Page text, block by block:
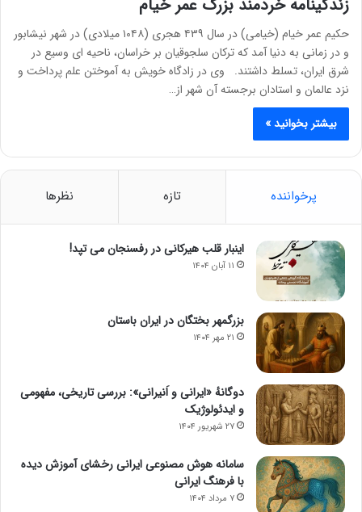
زندگینامه خردمند بزرگ عمر خیام
حکیم عمر خیام (خیامی) در سال ۴۳۹ هجری (۱۰۴۸ میلادی) در شهر نیشابور
و در زمانی به دنیا آمد که ترکان سلجوقیان بر خراسان، ناحیه ای وسیع در
شرق ایران، تسلط داشتند. وی در زادگاه خویش به آموختن علم پرداخت و
نزد عالمان و استادان برجسته آن شهر از…
بیشتر بخوانید »
پرخواننده تازه نظرها
اینبار قلب هیرکانی در رفسنجان می تپد!
۱۱ آبان ۱۴۰۴
بزرگمهر بختگان در ایران باستان
۲۱ مهر ۱۴۰۴
دوگانهٔ «ایرانی و اَنیرانی»: بررسی تاریخی، مفهومی
و ایدئولوژیک
۲۷ شهریور ۱۴۰۴
سامانه هوش مصنوعی ایرانی رخشای آموزش دیده
با فرهنگ ایرانی
۷ مرداد ۱۴۰۴